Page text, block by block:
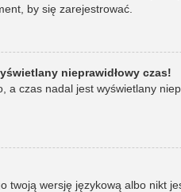
by się zarejestrować.
nieprawidłowy czas!
a czas nadal jest wyświetlany
twoją wersję językową albo nikt